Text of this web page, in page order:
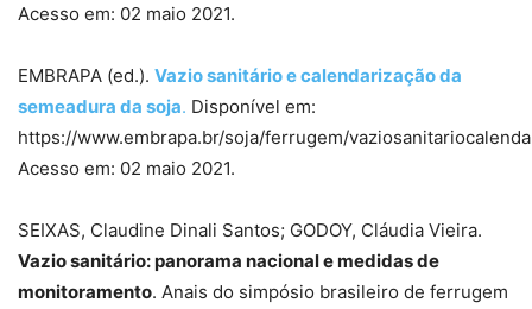
Acesso em: 02 maio 2021.
EMBRAPA (ed.). Vazio sanitário e calendarização da
semeadura da soja. Disponível em:
https://www.embrapa.br/soja/ferrugem/
Acesso em: 02 maio 2021.
SEIXAS, Claudine Dinali Santos; GODOY, Cláudia Vieira.
Vazio sanitário: panorama nacional e medidas de
monitoramento. Anais do simpósio brasileiro de ferrugem